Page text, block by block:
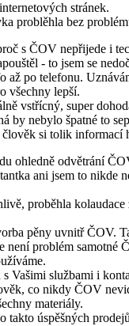
stránek.
problěhla bez
s ČOV nepřijede i
- to jsem se
až po telefonu.
všechny lepší.
vstřícný, super
by nebylo špatné to
si tolik informací
ohledně odvětrání
ani jsem to nikde
proběhla
pěny uvnitř ČOV.
není problém samotné
Vašimi službami i
co nikdy ČOV
materiály.
takto úspěšných